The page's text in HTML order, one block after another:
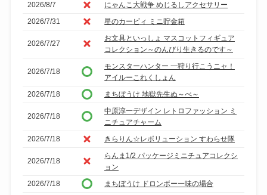
2026/8/7
にゃんこ大戦争 めじるしアクセサリー
2026/7/31
星のカービィ ミニ貯金箱
2026/7/27
お文具といっしょ マスコットフィギュア
コレクション～のんびり生きるのです～
2026/7/18
モンスターハンター 一狩り行こうニャ！
アイルーこれくしょん
2026/7/18
まちぼうけ 地獄先生ぬ～べ～
2026/7/18
中原淳一デザイン レトロファッション ミ
ニチュアチャーム
2026/7/18
きらりん☆レボリューション すわらせ隊
2026/7/18
らんま1/2 パッケージミニチュアコレクシ
ョン
2026/7/18
まちぼうけ ドロンボー一味の場合